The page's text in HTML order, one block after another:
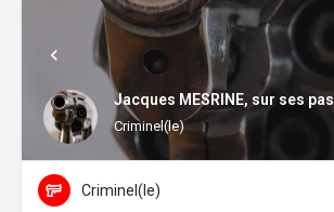
Jacques MESRINE, sur ses pas
Criminel(le)
Criminel(le)